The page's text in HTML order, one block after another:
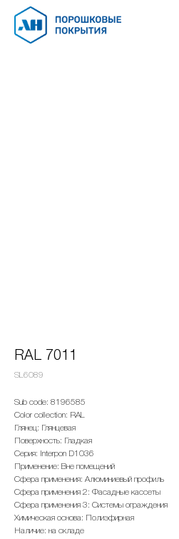
RAL 7011
SL6089
Sub code: 8196585
Color collection: RAL
Глянец: Глянцевая
Поверхность: Гладкая
Серия: Interpon D1036
Применение: Вне помещений
Сфера применения: Алюминиевый профиль
Сфера применения 2: Фасадные кассеты
Сфера применения 3: Системы ограждения
Химическая основа: Полиэфирная
Наличие: на складе